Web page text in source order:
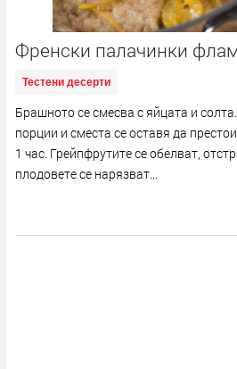
Френски палачинки
Тестени десерти
Брашното се смесва с яйцата и
порции и сместа се оставя да
1 час. Грейпфрутите се обелват,
плодовете се нарязват...